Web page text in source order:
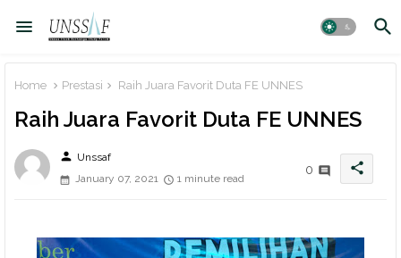
Home Prestasi Raih Juara Favorit Duta FE UNNES
Raih Juara Favorit Duta FE UNNES
person Unssaf
January 07, 2021
1 minute read
0 share